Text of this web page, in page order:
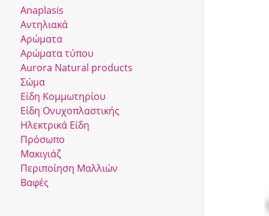
Anaplasis
Αντηλιακά
Αρώματα
Αρώματα τύπου
Αurora Νatural products
Σώμα
Είδη Κομμωτηρίου
Είδη Ονυχοπλαστικής
Ηλεκτρικά Είδη
Πρόσωπο
Μακιγιάζ
Περιποίηση Μαλλιών
Βαφές